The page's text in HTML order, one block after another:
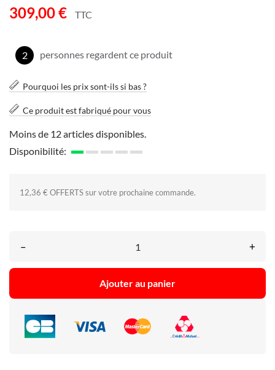
309,00 € TTC
2 personnes regardent ce produit
Pourquoi les prix sont-ils si bas ?
Ce produit est fabriqué pour vous
Moins de 12 articles disponibles.
Disponibilité:
12,36 € OFFERTS sur votre prochaine commande.
– +
Ajouter au panier